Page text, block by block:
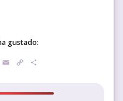
gustado:
LinkedIn
EmailCopy